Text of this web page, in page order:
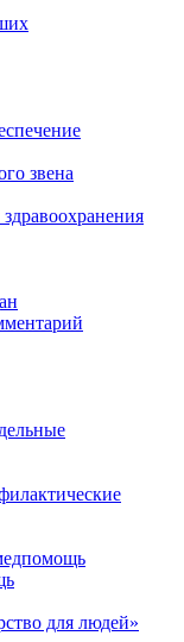
звена
для людей»